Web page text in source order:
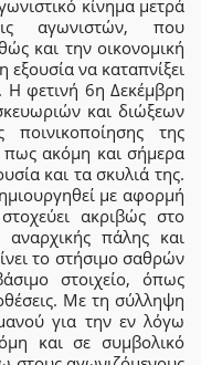
κίνημα μετρά
αγωνιστών, που
και την οικονομική
να καταπνίξει
Η φετινή 6η Δεκέμβρη
και διώξεων
της
πως ακόμη και σήμερα
και τα σκυλιά της.
με αφορμή
ακριβώς στο
αναρχικής πάλης και
το στήσιμο σαθρών
στοιχείο, όπως
Με τη σύλληψη
για την εν λόγω
και σε συμβολικό